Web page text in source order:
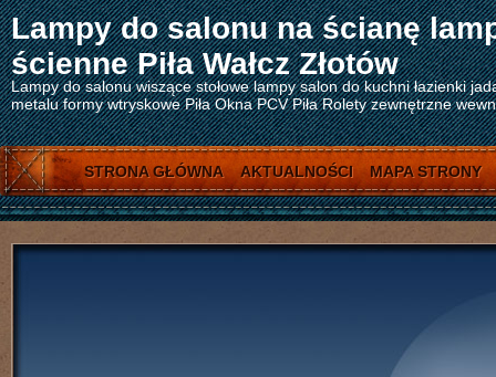
Lampy do salonu na ścianę
ścienne Piła Wałcz Złotów
Lampy do salonu wiszące stołowe lampy salon do kuchni łazienki
metalu formy wtryskowe Piła Okna PCV Piła Rolety zewnętrzne
STRONA GŁÓWNA AKTUALNOŚCI MAPA STRONY